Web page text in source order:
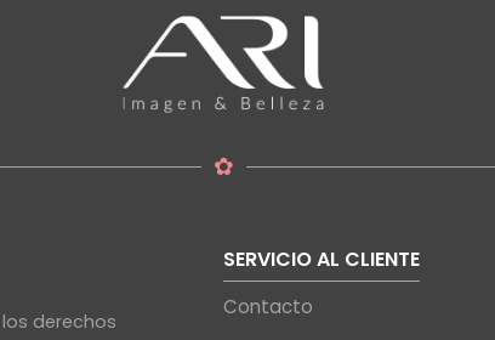
✿
derechos
SERVICIO AL CLIENTE
Contacto